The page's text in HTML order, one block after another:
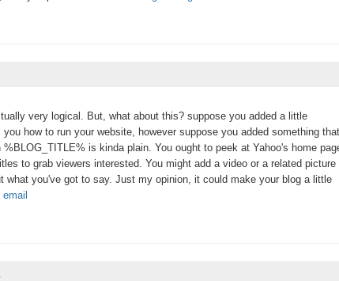
very logical. But, what about this? suppose you added a little
how to run your website, however suppose you added something that
is kinda plain. You ought to peek at Yahoo's home
to grab viewers interested. You might add a video or a related picture
what you've got to say. Just my opinion, it could make your blog a little
email